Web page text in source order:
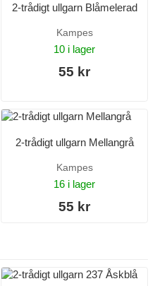
2-trådigt ullgarn Blåmelerad
Kampes
10 i lager
55 kr
2-trådigt ullgarn Mellangrå
Kampes
16 i lager
55 kr